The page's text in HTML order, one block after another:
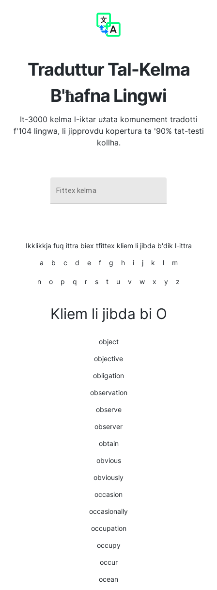
Traduttur Tal-Kelma
B'ħafna Lingwi
It-3000 kelma l-iktar użata komunement tradotti
f'104 lingwa, li jipprovdu kopertura ta '90% tat-testi
kollha.
Fittex kelma
Ikklikkja fuq ittra biex tfittex kliem li jibda b'dik l-ittra
a b c d e f g h i j k l m
n o p q r s t u v w x y z
Kliem li jibda bi O
object
objective
obligation
observation
observe
observer
obtain
obvious
obviously
occasion
occasionally
occupation
occupy
occur
ocean